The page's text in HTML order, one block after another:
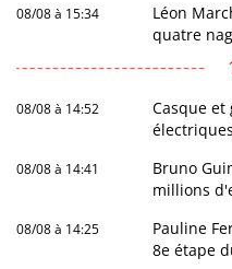
08/08 à 15:34
Léon
quatre
08/08 à 14:52
Casque
08/08 à 14:41
Bruno
millions
08/08 à 14:25
Pauline
8e étape